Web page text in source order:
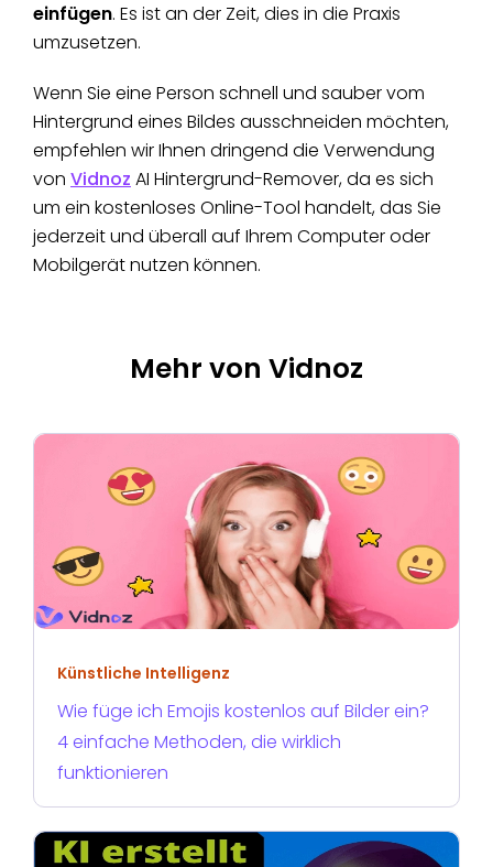
einfügen. Es ist an der Zeit, dies in die Praxis
umzusetzen.
Wenn Sie eine Person schnell und sauber vom
Hintergrund eines Bildes ausschneiden möchten,
empfehlen wir Ihnen dringend die Verwendung
von Vidnoz AI Hintergrund-Remover, da es sich
um ein kostenloses Online-Tool handelt, das Sie
jederzeit und überall auf Ihrem Computer oder
Mobilgerät nutzen können.
Mehr von Vidnoz
Künstliche Intelligenz
Wie füge ich Emojis kostenlos auf Bilder ein?
4 einfache Methoden, die wirklich
funktionieren